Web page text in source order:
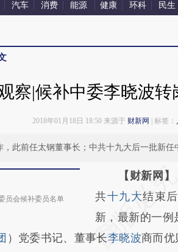
汽车 消费 能源 健康 环科 民生
察|候补中委李晓波
2018年01月18日 18:50 来源于 财新网 | 标签：
，此前任太钢董事长；中共十九大后一批新任
员会候补委员名单
【财新网
共十九大结束
新，最新的一例
）党委书记、董事长李晓波商而优